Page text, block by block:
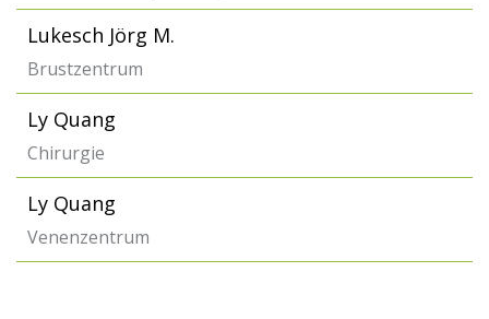
Lukesch Jörg M.
Brustzentrum
Ly Quang
Chirurgie
Ly Quang
Venenzentrum